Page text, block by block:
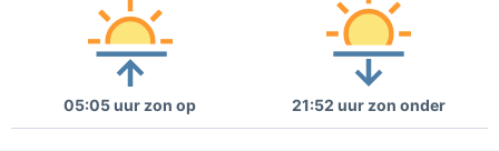
05:05 uur zon op 21:52 uur zon onder